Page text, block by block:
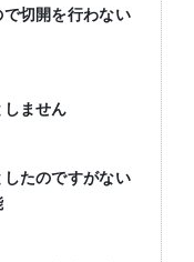
切開を行わない
ません
たのですがない